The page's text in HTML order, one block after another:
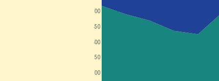
300
350
400
450
500